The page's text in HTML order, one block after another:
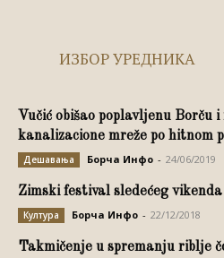
ИЗБОР УРЕДНИКА
Vučić obišao poplavljenu Borču
kanalizacione mreže po hitnom
Дешавања Борча Инфо - 24/06/2019
Zimski festival sledećeg
Култура Борча Инфо - 22/12/2018
Takmičenje u spremanju riblje